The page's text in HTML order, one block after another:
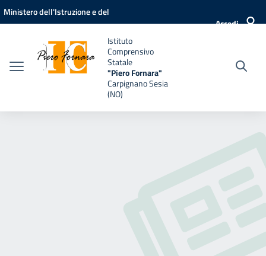
Vai ai contenuti
Vai al menu di navigazione
Vai al footer
Ministero dell'Istruzione e del
Accedi
Istituto
Comprensivo
Statale
"Piero Fornara"
Carpignano Sesia
(NO)